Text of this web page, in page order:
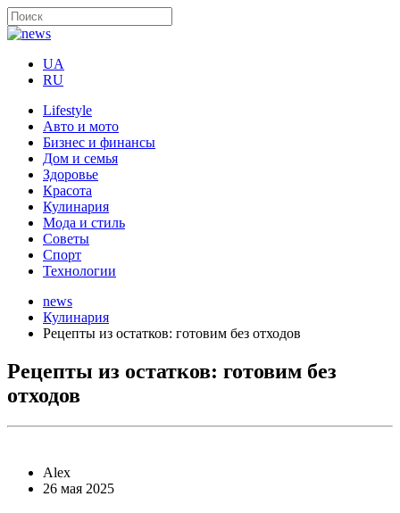
UA
RU
Lifestyle
Авто и мото
Бизнес и финансы
Дом и семья
Здоровье
Красота
Кулинария
Мода и стиль
Советы
Спорт
Технологии
news
Кулинария
Рецепты из остатков: готовим без отходов
Рецепты из остатков: готовим без
отходов
Alex
26 мая 2025